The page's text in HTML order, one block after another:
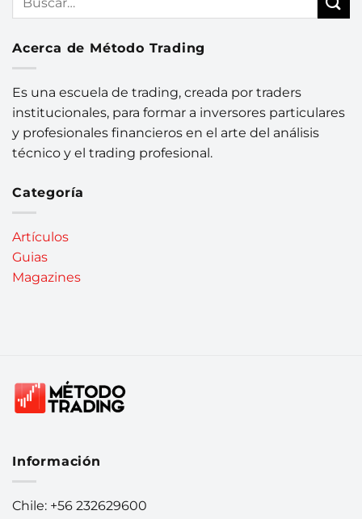
Acerca de Método Trading
Es una escuela de trading, creada por traders
institucionales, para formar a inversores particulares
y profesionales financieros en el arte del análisis
técnico y el trading profesional.
Categoría
Artículos
Guias
Magazines
Información
Chile: +56 232629600